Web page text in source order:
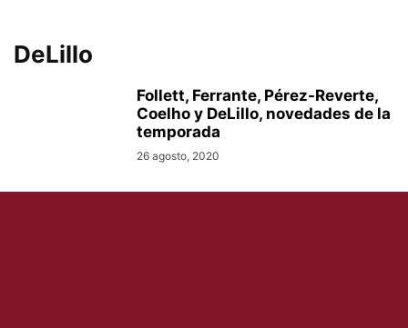
DeLillo
Follett, Ferrante, Pérez-Reverte,
Coelho y DeLillo, novedades de la
temporada
26 agosto, 2020